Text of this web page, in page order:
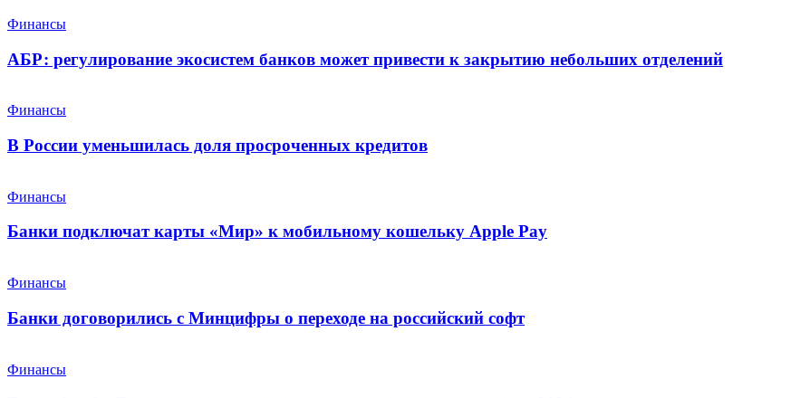
Финансы
АБР: регулирование экосистем банков может привести к закрытию небольших отделений
Финансы
В России уменьшилась доля просроченных кредитов
Финансы
Банки подключат карты «Мир» к мобильному кошельку Apple Pay
Финансы
Банки договорились с Минцифры о переходе на российский софт
Финансы